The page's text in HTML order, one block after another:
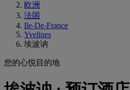
欧洲
法国
Ile-De-France
Yvelines
埃波讷
您的心悦目的地